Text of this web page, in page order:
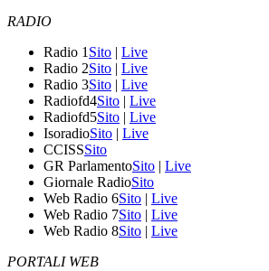
RADIO
Radio 1 Sito | Live
Radio 2Sito | Live
Radio 3Sito | Live
Radiofd4Sito | Live
Radiofd5Sito | Live
IsoradioSito | Live
CCISSSito
GR ParlamentoSito | Live
Giornale RadioSito
Web Radio 6Sito | Live
Web Radio 7Sito | Live
Web Radio 8Sito | Live
PORTALI WEB